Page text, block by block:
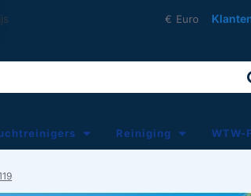
€ Euro
Reiniging WTW-